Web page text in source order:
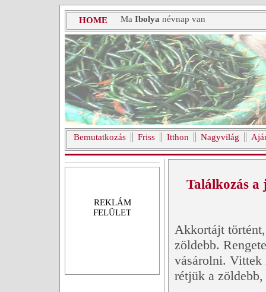
HOME Ma Ibolya névnap van
Bemutatkozás Friss Itthon Nagyvilág
REKLÁM
FELÜLET
Találkozás a
Akkortájt
zöldebb.
vásárolni. Vittek
rétjük a